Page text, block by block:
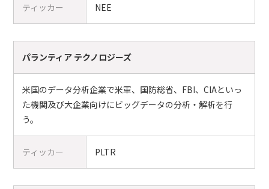
ティッカー NEE
パランティア テクノロジーズ
米国のデータ分析企業で米軍、国防総省、FBI、CIAといっ
た機関及び大企業向けにビッグデータの分析・解析を行
う。
ティッカー PLTR